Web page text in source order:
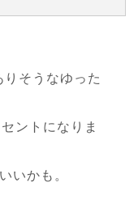
そうなゆった
ントになりま
いかも。